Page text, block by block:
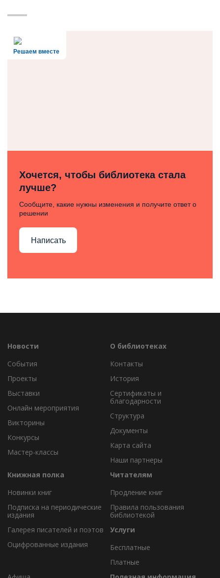
Решаем вместе
Хочется, чтобы библиотека стала
лучше?
Сообщите, какие нужны изменения и получите ответ о
решении
Написать
Новости
События
Проекты
Выставки
Онлайн мероприятия
Викторины
Конкурсы
Мастер-классы
О библиотеках
Контакты
История
Сертификаты и
благодарности
Структура
Документы
Карта сайта
Наши партнеры
Книжная полка
Новинки книг
Подписка на периодические
издания
Галерея писателей и поэтов
Оцифрованные издания
Читателям
Продление книг
Правила пользования
библиотекой
Услуги
Бесплатные
Платные